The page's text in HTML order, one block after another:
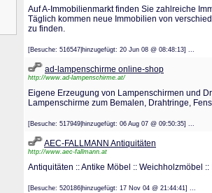
Auf A-Immobilienmarkt finden Sie zahlreiche
Täglich kommen neue Immobilien von
zu finden.
[Besuche: 516547|hinzugefügt: 20 Jun 08 @ 08:48:13]
ad-lampenschirme online-shop
http://www.ad-lampenschirme.at/
Eigene Erzeugung von Lampenschirmen und
Lampenschirme zum Bemalen, Drahtringe,
[Besuche: 517949|hinzugefügt: 06 Aug 07 @ 09:50:35]
AEC-FALLMANN Antiquitäten
http://www.aec-fallmann.at
Antiquitäten :: Antike Möbel :: Weichholzmöbel
[Besuche: 520186|hinzugefügt: 17 Nov 04 @ 21:44:41]